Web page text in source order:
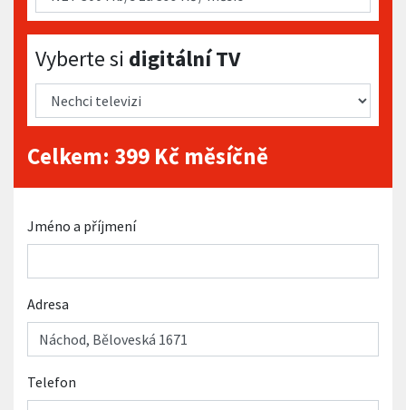
Vyberte si digitální TV
Vyberte si digitální TV
Celkem: 399 Kč měsíčně
Jméno a příjmení
Adresa
Telefon